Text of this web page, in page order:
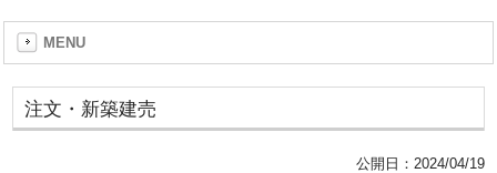
MENU
注文・新築建売
公開日： 2024/04/19